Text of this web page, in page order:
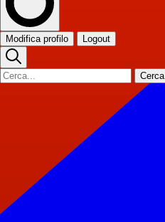
Modifica profilo Logout
Cerca